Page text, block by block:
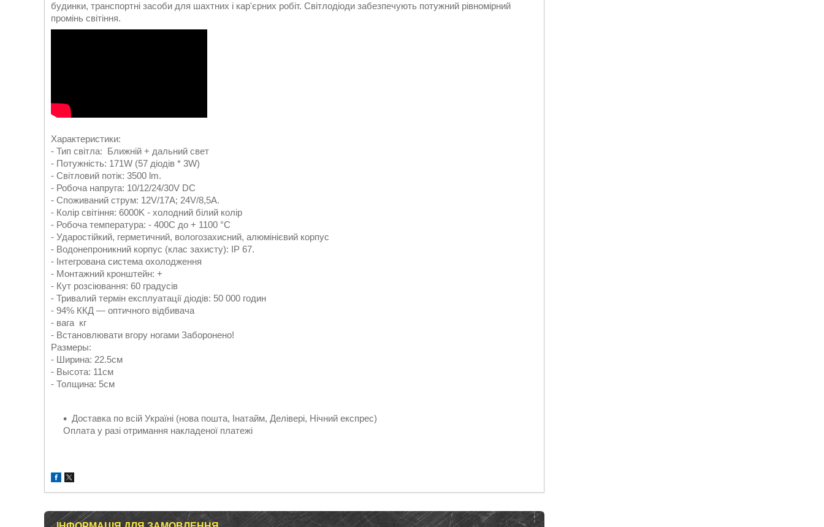
будинки, транспортні засоби для шахтних і кар'єрних робіт. Світлодіоди забезпечують потужний рівномірний
промінь світіння.
Характеристики:
- Тип світла: Ближній + дальний свет
- Потужність: 171W (57 діодів * 3W)
- Світловий потік: 3500 lm.
- Робоча напруга: 10/12/24/30V DC
- Споживаний струм: 12V/17A; 24V/8,5A.
- Колір світіння: 6000K - холодний білий колір
- Робоча температура: - 400С до + 1100 °C
- Ударостійкий, герметичний, вологозахисний, алюмінієвий корпус
- Водонепроникний корпус (клас захисту): IP 67.
- Інтегрована система охолодження
- Монтажний кронштейн: +
- Кут розсіювання: 60 градусів
- Тривалий термін експлуатації діодів: 50 000 годин
- 94% ККД — оптичного відбивача
- вага кг
- Встановлювати вгору ногами Заборонено!
Размеры:
- Ширина: 22.5см
- Высота: 11см
- Толщина: 5см
Доставка по всій Україні (нова пошта, Інатайм, Делівері, Нічний експрес)
Оплата у разі отримання накладеної платежі